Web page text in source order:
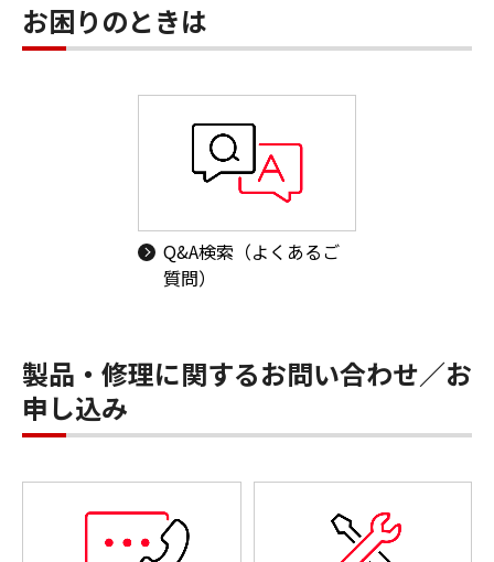
お困りのときは
Q&A検索（よくあるご
質問）
製品・修理に関するお問い合わせ／お
申し込み